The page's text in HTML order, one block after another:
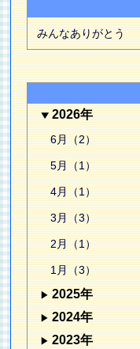
みんなありがとう
2026年
6月（2）
5月（1）
4月（1）
3月（3）
2月（1）
1月（3）
2025年
2024年
2023年